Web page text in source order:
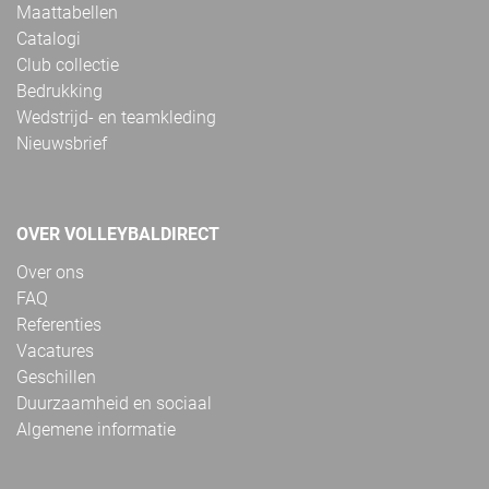
Maattabellen
Catalogi
Club collectie
Bedrukking
Wedstrijd- en teamkleding
Nieuwsbrief
OVER VOLLEYBALDIRECT
Over ons
FAQ
Referenties
Vacatures
Geschillen
Duurzaamheid en sociaal
Algemene informatie